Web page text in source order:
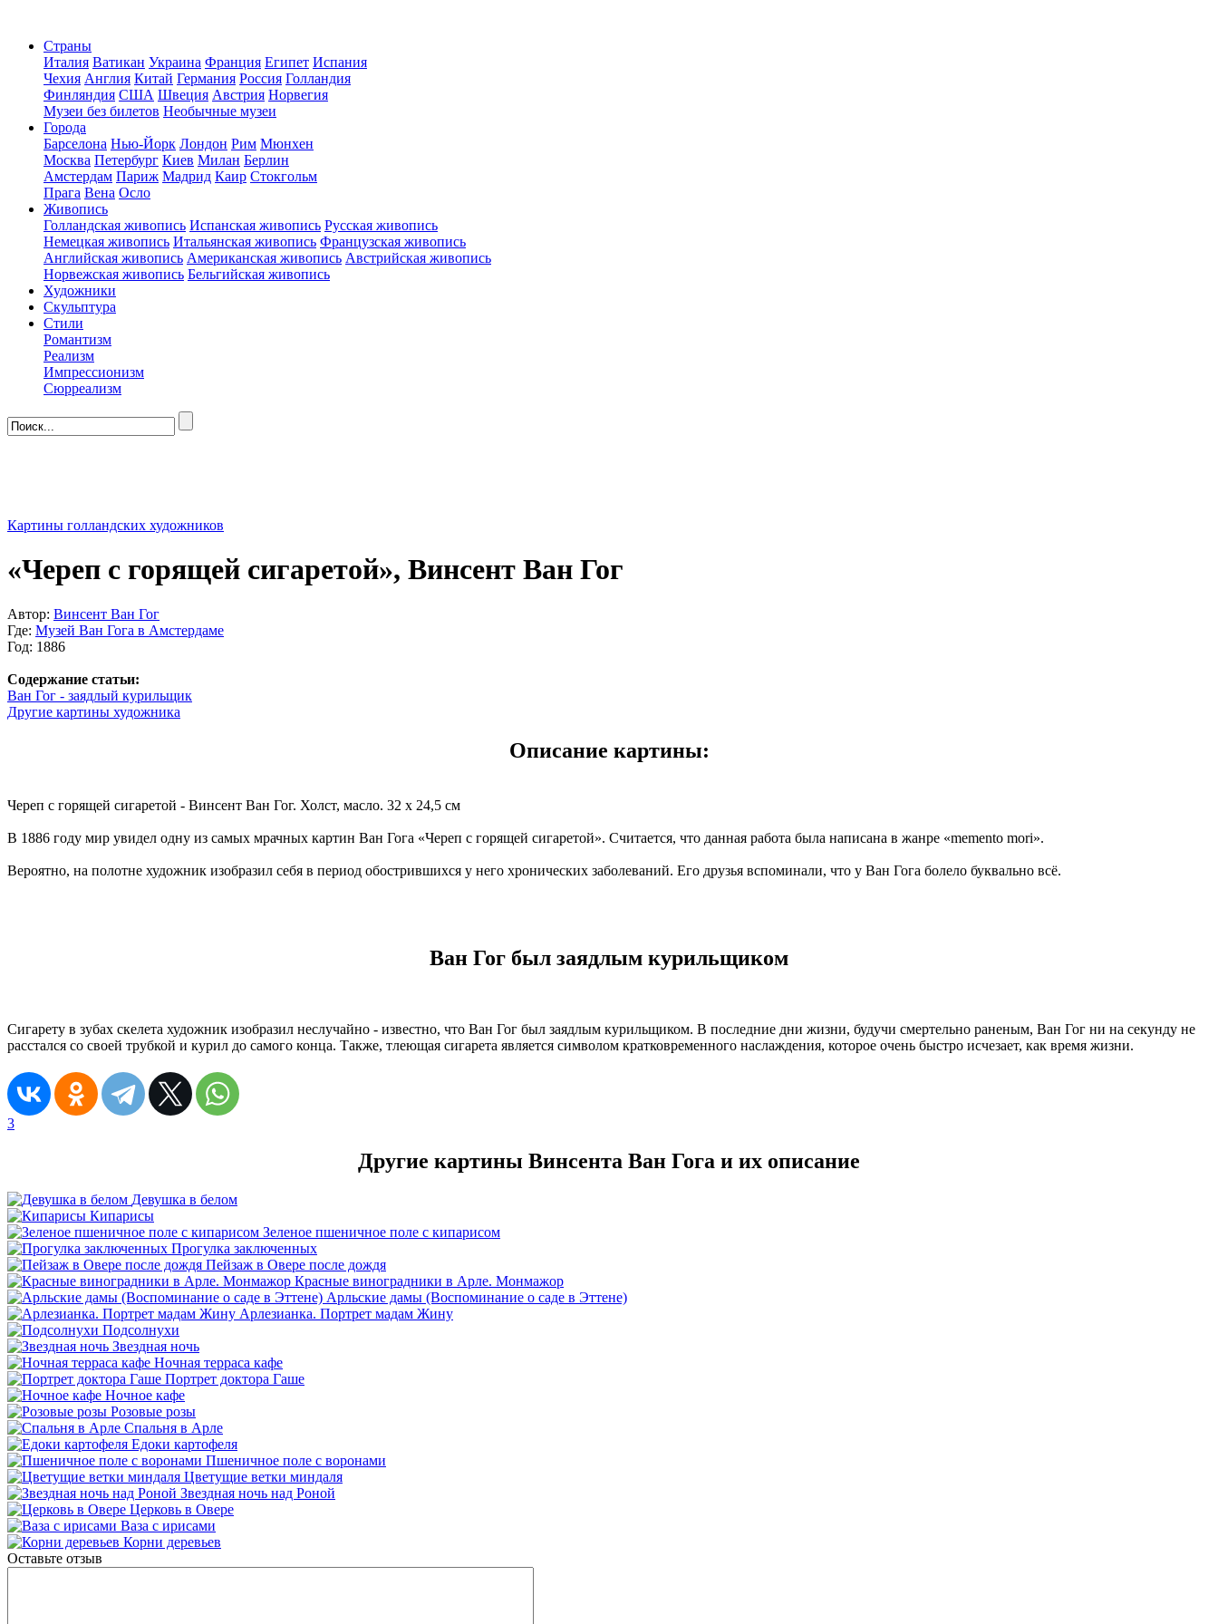
Страны
Италия Ватикан Украина Франция Египет Испания
Чехия Англия Китай Германия Россия Голландия
Финляндия США Швеция Австрия Норвегия
Музеи без билетов Необычные музеи
Города
Барселона Нью-Йорк Лондон Рим Мюнхен
Москва Петербург Киев Милан Берлин
Амстердам Париж Мадрид Каир Стокгольм
Прага Вена Осло
Живопись
Голландская живопись Испанская живопись Русская живопись
Немецкая живопись Итальянская живопись Французская живопись
Английская живопись Американская живопись Австрийская живопись
Норвежская живопись Бельгийская живопись
Художники
Скульптура
Стили
Романтизм
Реализм
Импрессионизм
Сюрреализм
Картины голландских художников
«Череп с горящей сигаретой», Винсент Ван Гог
Автор: Винсент Ван Гог
Где: Музей Ван Гога в Амстердаме
Год: 1886
Содержание статьи:
Ван Гог - заядлый курильщик
Другие картины художника
Описание картины:
Череп с горящей сигаретой - Винсент Ван Гог. Холст, масло. 32 x 24,5 см
В 1886 году мир увидел одну из самых мрачных картин Ван Гога «Череп с горящей сигаретой». Считается, что данная работа была написана в жанре «memento mori».
Вероятно, на полотне художник изобразил себя в период обострившихся у него хронических заболеваний. Его друзья вспоминали, что у Ван Гога болело буквально всё.
Ван Гог был заядлым курильщиком
Сигарету в зубах скелета художник изобразил неслучайно - известно, что Ван Гог был заядлым курильщиком. В последние дни жизни, будучи смертельно раненым, Ван Гог ни на секунду не
расстался со своей трубкой и курил до самого конца. Также, тлеющая сигарета является символом кратковременного наслаждения, которое очень быстро исчезает, как время жизни.
3
Другие картины Винсента Ван Гога и их описание
Девушка в белом
Кипарисы
Зеленое пшеничное поле с кипарисом
Прогулка заключенных
Пейзаж в Овере после дождя
Красные виноградники в Арле. Монмажор
Арльские дамы (Воспоминание о саде в Эттене)
Арлезианка. Портрет мадам Жину
Подсолнухи
Звездная ночь
Ночная терраса кафе
Портрет доктора Гаше
Ночное кафе
Розовые розы
Спальня в Арле
Едоки картофеля
Пшеничное поле с воронами
Цветущие ветки миндаля
Звездная ночь над Роной
Церковь в Овере
Ваза с ирисами
Корни деревьев
Оставьте отзыв